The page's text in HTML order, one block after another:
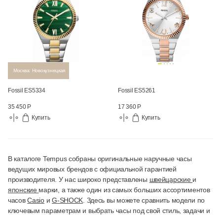
Москва: Новокузнецкая
Fossil ES5334
35 450 Р
Купить
Fossil ES5261
17 360 Р
Купить
В каталоге Tempus собраны оригинальные наручные часы
ведущих мировых брендов с официальной гарантией
производителя. У нас широко представлены швейцарские и
японские марки, а также один из самых больших ассортиментов
часовCasioиG-SHOCK . Здесь вы можете сравнить модели по
ключевым параметрам и выбрать часы под свой стиль, задачи и